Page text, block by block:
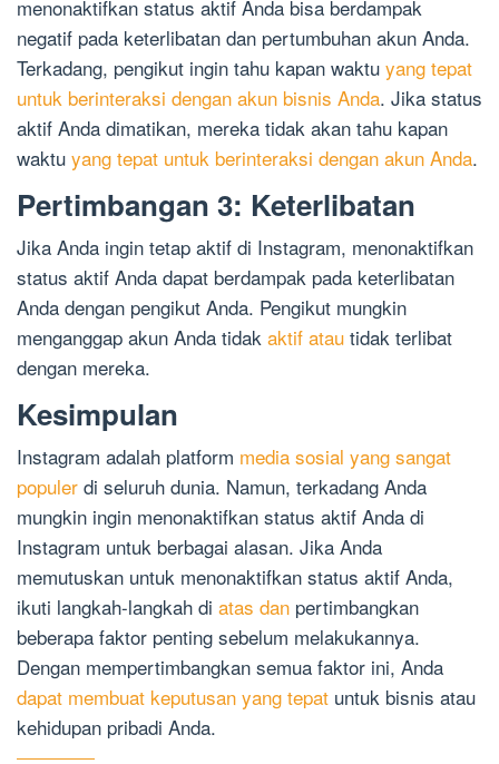
menonaktifkan status aktif Anda bisa berdampak
negatif pada keterlibatan dan pertumbuhan akun Anda.
Terkadang, pengikut ingin tahu kapan waktu yang tepat
untuk berinteraksi dengan akun bisnis Anda. Jika status
aktif Anda dimatikan, mereka tidak akan tahu kapan
waktu yang tepat untuk berinteraksi dengan akun Anda.
Pertimbangan 3: Keterlibatan
Jika Anda ingin tetap aktif di Instagram, menonaktifkan
status aktif Anda dapat berdampak pada keterlibatan
Anda dengan pengikut Anda. Pengikut mungkin
menganggap akun Anda tidak aktif atau tidak terlibat
dengan mereka.
Kesimpulan
Instagram adalah platform media sosial yang sangat
populer di seluruh dunia. Namun, terkadang Anda
mungkin ingin menonaktifkan status aktif Anda di
Instagram untuk berbagai alasan. Jika Anda
memutuskan untuk menonaktifkan status aktif Anda,
ikuti langkah-langkah di atas dan pertimbangkan
beberapa faktor penting sebelum melakukannya.
Dengan mempertimbangkan semua faktor ini, Anda
dapat membuat keputusan yang tepat untuk bisnis atau
kehidupan pribadi Anda.